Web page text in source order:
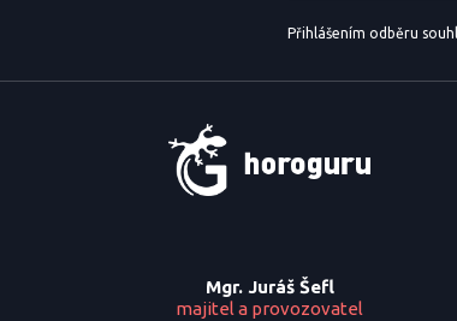
Přihlášením odběru
Mgr. Juráš Šefl
majitel a provozovatel